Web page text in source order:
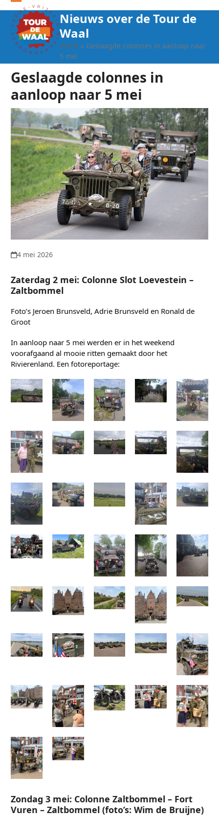
Open
mobile
menu
Close
mobile
menu
Nieuws over de Tour de
Waal
Home » Geslaagde colonnes in aanloop naar
5 mei
Geslaagde colonnes in
aanloop naar 5 mei
4 mei 2026
Zaterdag 2 mei: Colonne Slot Loevestein –
Zaltbommel
Foto’s Jeroen Brunsveld, Adrie Brunsveld en Ronald de
Groot
In aanloop naar 5 mei werden er in het weekend
voorafgaand al mooie ritten gemaakt door het
Rivierenland. Een fotoreportage:
Zondag 3 mei: Colonne Zaltbommel – Fort
Vuren – Zaltbommel (foto’s: Wim de Bruijne)